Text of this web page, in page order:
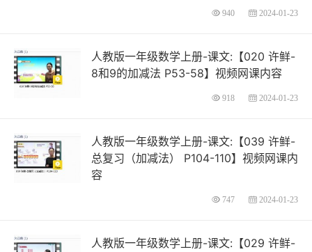
940 2024-01-23
人教版一年级数学上册-课文:【020 许鲜-
8和9的加减法 P53-58】视频网课内容
918 2024-01-23
人教版一年级数学上册-课文:【039 许鲜-
总复习（加减法） P104-110】视频网课内
容
747 2024-01-23
人教版一年级数学上册-课文:【029 许鲜-